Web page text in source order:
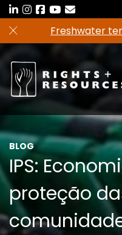
Skip
to
the
content
Freshwater tenure
RRI
BLOG
IPS:
proteção